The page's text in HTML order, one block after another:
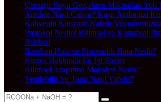
Çamaşır Suyu Gerçekten Mikropları Yok
Antifriz Nasıl Çalışır? Kışın Arabanızı
Kahvenin Kimyası: Kafein
Protokol Nedir? Bilimsel ve Kurumsal
Rehberi
Random Hata ve Sistematik Hata Nedir?
Kimya Hakkında En İyi Sözler
Bilimsel Araştırma Makalesi Nedir?
Yenilebilir Su Topu Nasıl Yapılır?